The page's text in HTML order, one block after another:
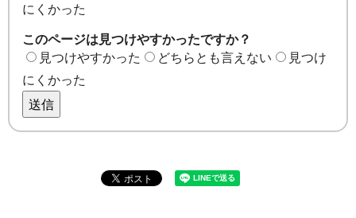
にくかった
このページは見つけやすかったですか？
見つけやすかった
どちらとも言えない
見つけ
にくかった
送信